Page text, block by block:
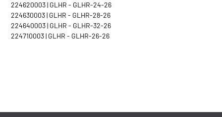
224620003 | GLHR - GLHR-24-26
224630003 | GLHR - GLHR-28-26
224640003 | GLHR - GLHR-32-26
224710003 | GLHR - GLHR-26-26